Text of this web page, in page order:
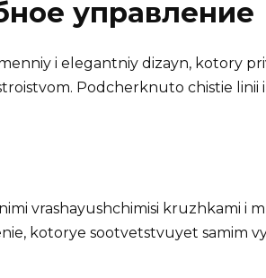
управление
i elegantniy dizayn, kotory
Podcherknuto chistie linii
vrashayushchimisi kruzhkami i
kotorye sootvetstvuyet samim